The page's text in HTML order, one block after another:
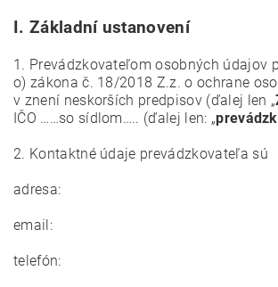
I. Základní ustanovení
1. Prevádzkovateľom osobných údajov
o) zákona č. 18/2018 Z.z. o ochrane
v znení neskorších predpisov (ďalej len „
IČO ……so sídlom….. (ďalej len: „
2. Kontaktné údaje prevádzkovateľa sú
adresa:
email:
telefón: